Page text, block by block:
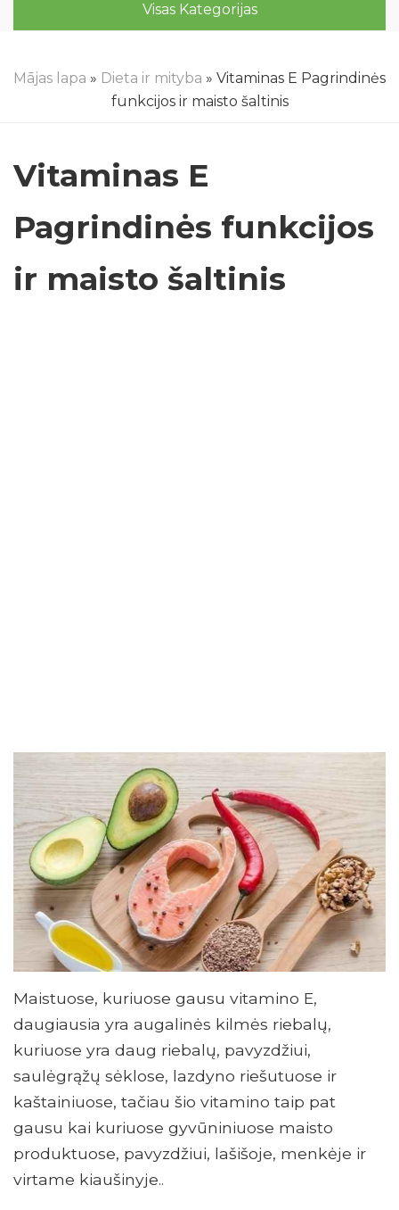
Visas Kategorijas
Mājas lapa » Dieta ir mityba » Vitaminas E Pagrindinės
funkcijos ir maisto šaltinis
Vitaminas E
Pagrindinės funkcijos
ir maisto šaltinis
Maistuose, kuriuose gausu vitamino E,
daugiausia yra augalinės kilmės riebalų,
kuriuose yra daug riebalų, pavyzdžiui,
saulėgrąžų sėklose, lazdyno riešutuose ir
kaštainiuose, tačiau šio vitamino taip pat
gausu kai kuriuose gyvūniniuose maisto
produktuose, pavyzdžiui, lašišoje, menkėje ir
virtame kiaušinyje..